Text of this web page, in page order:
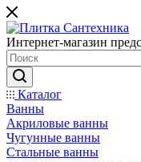
Интернет-магазин
Каталог
Ванны
Акриловые ванны
Чугунные ванны
Стальные ванны